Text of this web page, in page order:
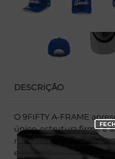
DESCRIÇÃO
O 9FIFTY A-FRAME
único, estrutura firme e
resultando em uma
exclusiva. Ícone que